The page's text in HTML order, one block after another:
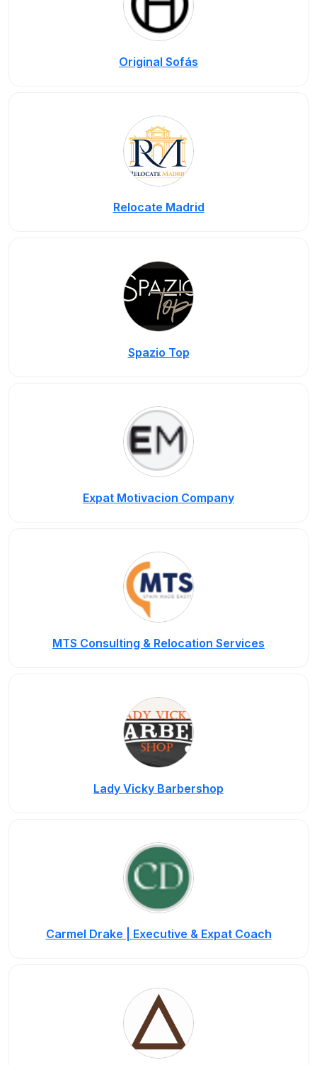
Original Sofás
Relocate Madrid
Spazio Top
Expat Motivacion Company
MTS Consulting & Relocation Services
Lady Vicky Barbershop
Carmel Drake | Executive & Expat Coach